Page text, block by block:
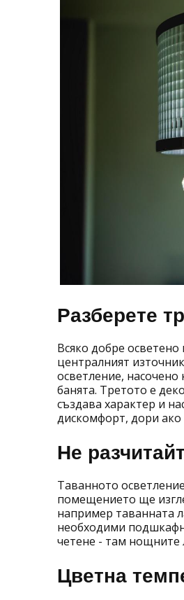
Разберете
Всяко добре
централният
осветление,
банята. Третото е
създава характер и
дискомфорт, дори ако
Не
Таванното
помещението ще
например таванната
необходими
четене - там нощните
Цветна